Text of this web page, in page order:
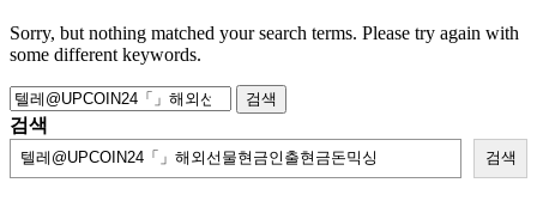
Sorry, but nothing matched your search terms. Please try again with
some different keywords.
검
색:
검색
검색